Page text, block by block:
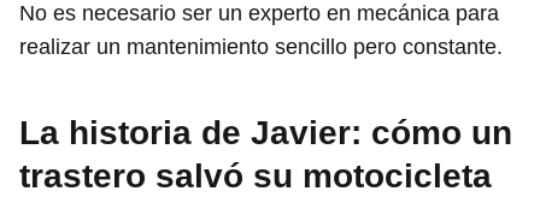
No es necesario ser un experto en mecánica para
realizar un mantenimiento sencillo pero constante.
La historia de Javier: cómo un
trastero salvó su motocicleta